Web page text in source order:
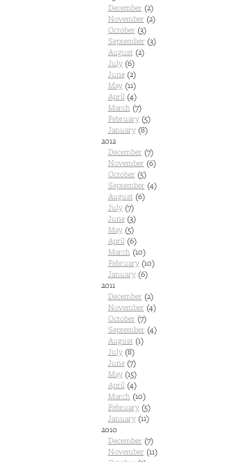
December (2)
November (2)
October (3)
September (3)
August(2)
July(6)
June(2)
May(11)
April(4)
March (7)
February(5)
January(8)
2012
December (7)
November (6)
October (5)
September (4)
August(6)
July(7)
June(3)
May(5)
April(6)
March (10)
February(10)
January(6)
2011
December (2)
November (4)
October (7)
September (4)
August(1)
July(8)
June(7)
May(15)
April(4)
March (10)
February(5)
January(11)
2010
December (7)
November (11)